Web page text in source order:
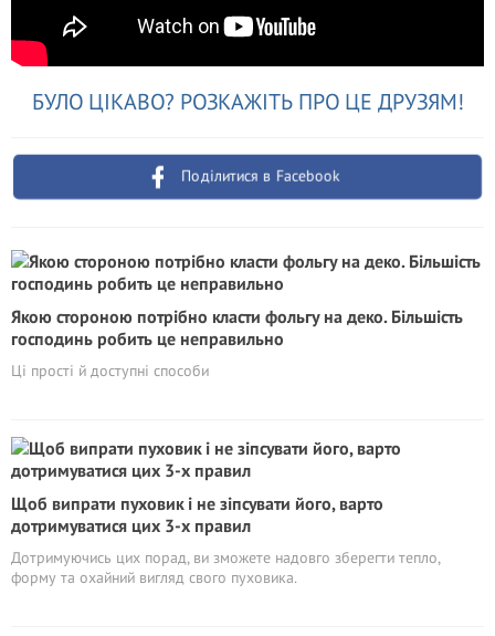
БУЛО ЦІКАВО? РОЗКАЖІТЬ ПРО ЦЕ ДРУЗЯМ!
Поділитися в Facebook
Якою стороною потрібно класти фольгу на деко. Більшість
господинь робить це неправильно
Ці прості й доступні способи
Щоб випрати пуховик і не зіпсувати його, варто
дотримуватися цих 3-х правил
Дотримуючись цих порад, ви зможете надовго зберегти тепло,
форму та охайний вигляд свого пуховика.